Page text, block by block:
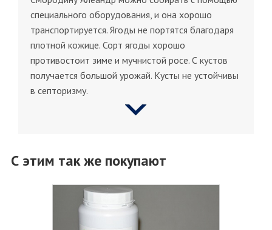
специального оборудования, и она хорошо
транспортируется. Ягоды не портятся благодаря
плотной кожице. Сорт ягоды хорошо
противостоит зиме и мучнистой росе. С кустов
получается большой урожай. Кусты не устойчивы
в септоризму.
С этим так же покупают